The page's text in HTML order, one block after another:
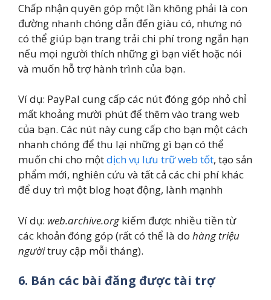
Chấp nhận quyên góp một lần không phải là con
đường nhanh chóng dẫn đến giàu có, nhưng nó
có thể giúp bạn trang trải chi phí trong ngắn hạn
nếu mọi người thích những gì bạn viết hoặc nói
và muốn hỗ trợ hành trình của bạn.
Ví dụ: PayPal cung cấp các nút đóng góp nhỏ chỉ
mất khoảng mười phút để thêm vào trang web
của bạn. Các nút này cung cấp cho bạn một cách
nhanh chóng để thu lại những gì bạn có thể
muốn chi cho mộtdịch vụ lưu trữ web tốt, tạo sản
phẩm mới, nghiên cứu và tất cả các chi phí khác
để duy trì một blog hoạt động, lành mạnhh
Ví dụ: web.archive.orgkiếm được nhiều tiền từ
các khoản đóng góp (rất có thể là do hàng triệu
ngườitruy cập mỗi tháng).
6. Bán các bài đăng được tài trợ